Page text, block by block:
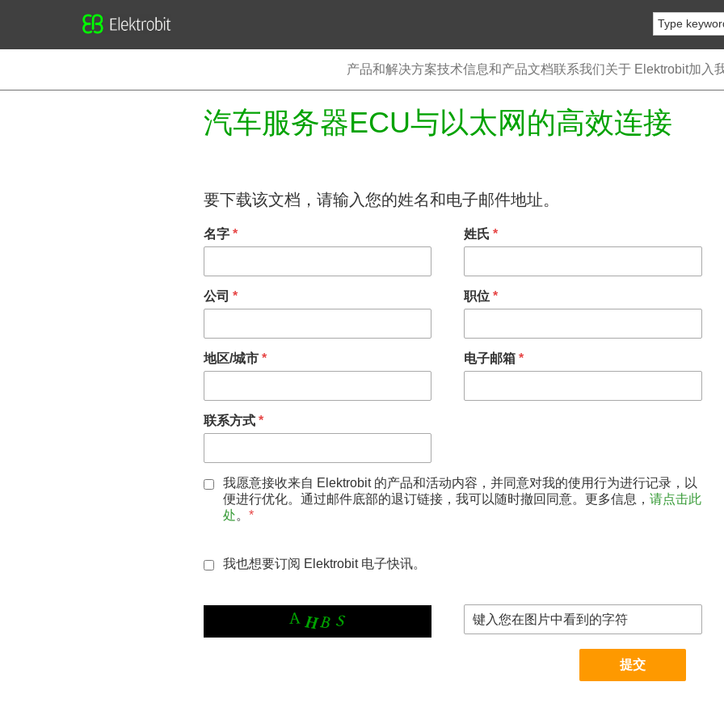
产品和解决方案技术信息和产品文档联系我们关于 Elektrobit加入
汽车服务器ECU与以太网的高效连接
要下载该文档，请输入您的姓名和电子邮件地址。
名字 * 姓氏 *
公司 * 职位 *
地区/城市 * 电子邮箱 *
联系方式 *
我愿意接收来自 Elektrobit 的产品和活动内容，并同意对我的使用行为进行记录，以
便进行优化。通过邮件底部的退订链接，我可以随时撤回同意。更多信息， 请点击此
处。 *
我也想要订阅 Elektrobit 电子快讯。